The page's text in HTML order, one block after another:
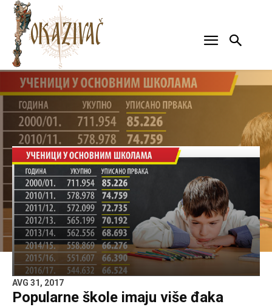
AVG 31, 2017
Popularne škole imaju više đaka